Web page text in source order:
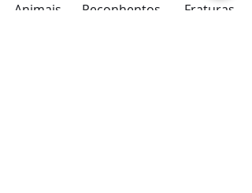
Animais Peçonhentos, Fraturas,